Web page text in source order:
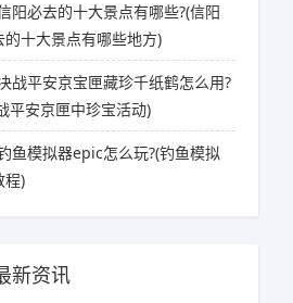
阳必去的十大景点有哪些?(信阳
的十大景点有哪些地方)
战平安京宝匣藏珍千纸鹤怎么用?
平安京匣中珍宝活动)
鱼模拟器epic怎么玩?(钓鱼模拟
程)
新资讯